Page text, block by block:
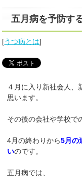
五月病を予防す
[うつ病とは]
４月に入り新社会人、
思います。
その後の会社や学校で
4月の終わりから5月の
いのです。
五月病では、